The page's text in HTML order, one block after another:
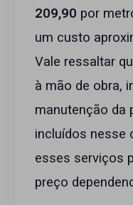
209,90 por
um custo
Vale ressaltar
à mão de obra,
manutenção da
incluídos nesse
esses serviços
preço